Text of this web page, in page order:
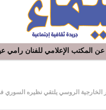
المكتب الإعلامي للفنان رامي
الخارجية الروسي يلتقي نظيره